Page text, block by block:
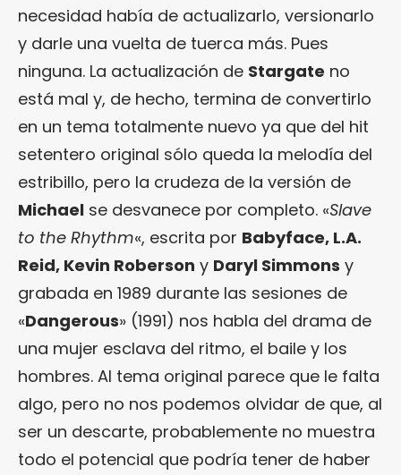
necesidad había de actualizarlo, versionarlo
y darle una vuelta de tuerca más. Pues
ninguna. La actualización de Stargate no
está mal y, de hecho, termina de convertirlo
en un tema totalmente nuevo ya que del hit
setentero original sólo queda la melodía del
estribillo, pero la crudeza de la versión de
Michael se desvanece por completo. «Slave
to the Rhythm«, escrita por Babyface, L.A.
Reid, Kevin Roberson y Daryl Simmons y
grabada en 1989 durante las sesiones de
«Dangerous» (1991) nos habla del drama de
una mujer esclava del ritmo, el baile y los
hombres. Al tema original parece que le falta
algo, pero no nos podemos olvidar de que, al
ser un descarte, probablemente no muestra
todo el potencial que podría tener de haber